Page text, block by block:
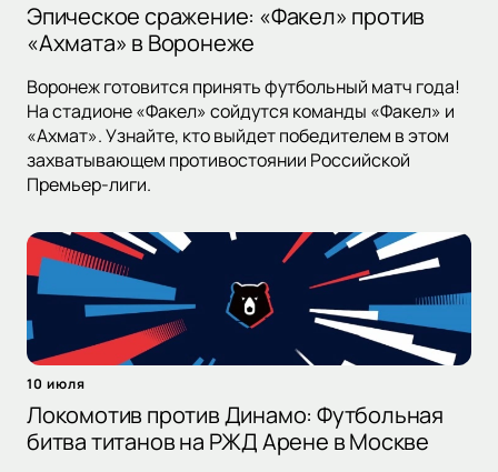
Эпическое сражение: «Факел» против
«Ахмата» в Воронеже
Воронеж готовится принять футбольный матч года!
На стадионе «Факел» сойдутся команды «Факел» и
«Ахмат». Узнайте, кто выйдет победителем в этом
захватывающем противостоянии Российской
Премьер-лиги.
10 июля
Локомотив против Динамо: Футбольная
битва титанов на РЖД Арене в Москве